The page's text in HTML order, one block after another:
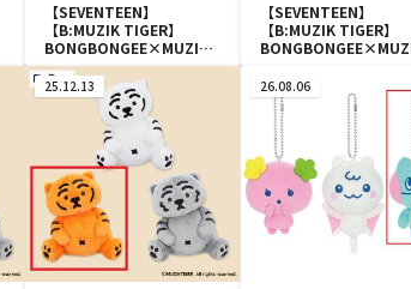
【SEVENTEEN】
【B:MUZIK TIGER】
BONGBONGEE×MUZIK
TIGER 寝そべり Mぬい
ぐるみ
【SEVENTEEN】
【B:MUZIK TIGER】
ぐるみ
25.12.13 26.08.06